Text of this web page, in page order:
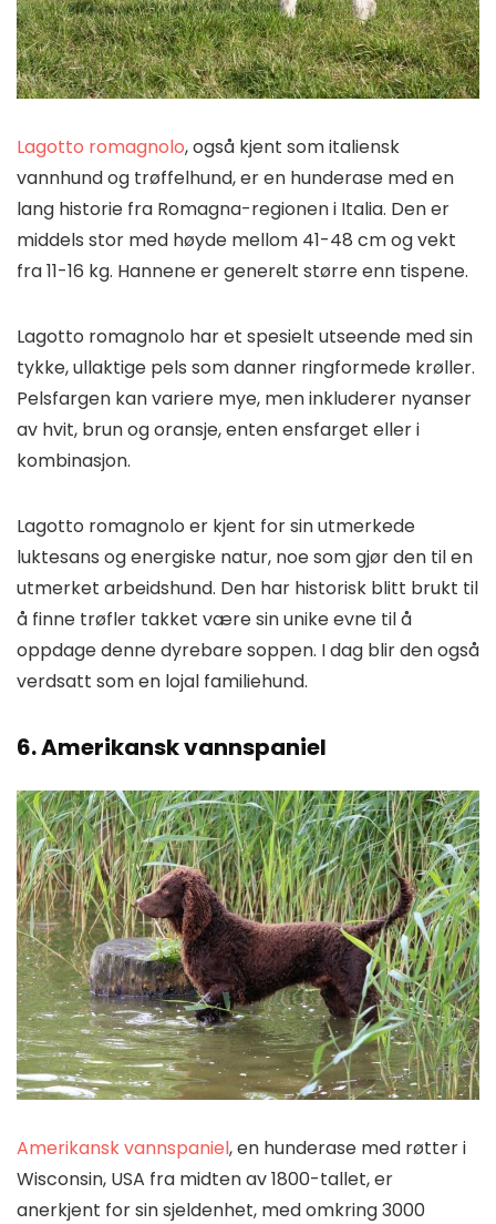
Lagotto romagnolo, også kjent som italiensk
vannhund og trøffelhund, er en hunderase med en
lang historie fra Romagna-regionen i Italia. Den er
middels stor med høyde mellom 41-48 cm og vekt
fra 11-16 kg. Hannene er generelt større enn tispene.
Lagotto romagnolo har et spesielt utseende med sin
tykke, ullaktige pels som danner ringformede krøller.
Pelsfargen kan variere mye, men inkluderer nyanser
av hvit, brun og oransje, enten ensfarget eller i
kombinasjon.
Lagotto romagnolo er kjent for sin utmerkede
luktesans og energiske natur, noe som gjør den til en
utmerket arbeidshund. Den har historisk blitt brukt til
å finne trøfler takket være sin unike evne til å
oppdage denne dyrebare soppen. I dag blir den også
verdsatt som en lojal familiehund.
6. Amerikansk vannspaniel
Amerikansk vannspaniel, en hunderase med røtter i
Wisconsin, USA fra midten av 1800-tallet, er
anerkjent for sin sjeldenhet, med omkring 3000